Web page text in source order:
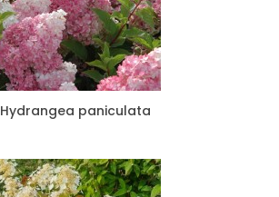
Hydrangea paniculata